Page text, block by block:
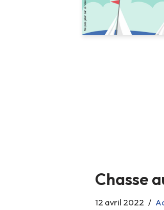
Chasse
12 avril 2022